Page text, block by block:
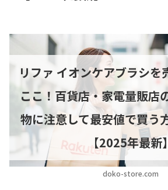
doko-store.com
リファ イオンケアブラシを
ここ！百貨店・家電量販店
物に注意して最安値で買う
【2025年最新】